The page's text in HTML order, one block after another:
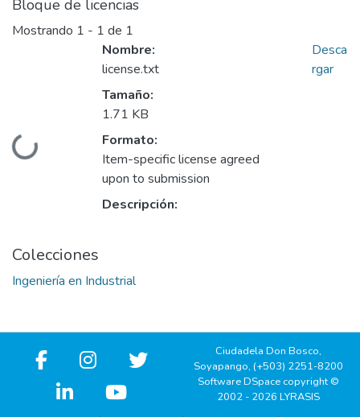
Bloque de licencias
Mostrando 1 - 1 de 1
Cargando...
Nombre:
license.txt
Tamaño:
1.71 KB
Formato:
Item-specific license agreed
upon to submission
Descripción:
Desca
rgar
Colecciones
Ingeniería en Industrial
Ciudadela Don Bosco,
Soyapango, (+503) 2251-8200
Software DSpace copyright ©
2002 - 2026 LYRASIS